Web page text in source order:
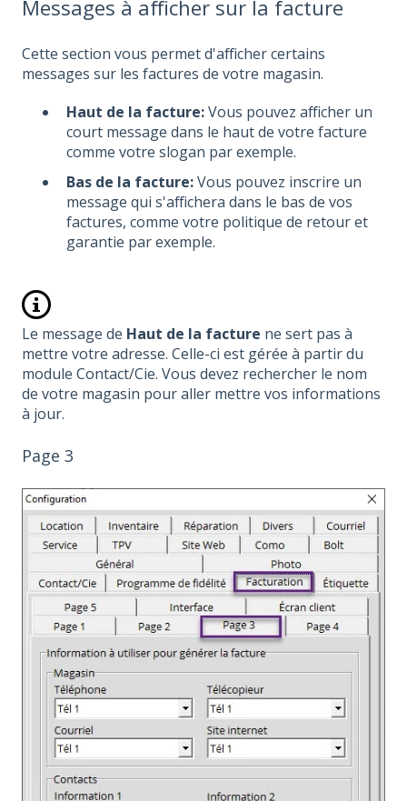
Messages à afficher sur la facture
Cette section vous permet d'afficher certains
messages sur les factures de votre magasin.
Haut de la facture:Vous pouvez afficher un
court message dans le haut de votre facture
comme votre slogan par exemple.
Bas de la facture:Vous pouvez inscrire un
message qui s'affichera dans le bas de vos
factures, comme votre politique de retour et
garantie par exemple.
Le message de Haut de la facture ne sert pas à
mettre votre adresse. Celle-ci est gérée à partir du
module Contact/Cie. Vous devez rechercher le nom
de votre magasin pour aller mettre vos informations
à jour.
Page 3